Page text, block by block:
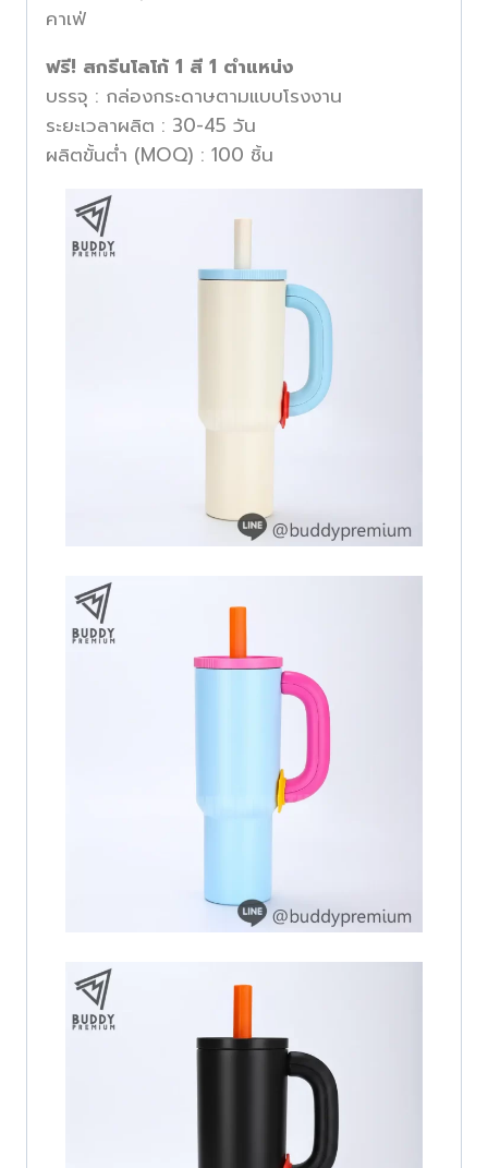
คาเฟ่
ฟรี! สกรีนโลโก้ 1 สี 1 ตำแหน่ง
บรรจุ : กล่องกระดาษตามแบบโรงงาน
ระยะเวลาผลิต : 30-45 วัน
ผลิตขั้นต่ำ (MOQ) : 100 ชิ้น